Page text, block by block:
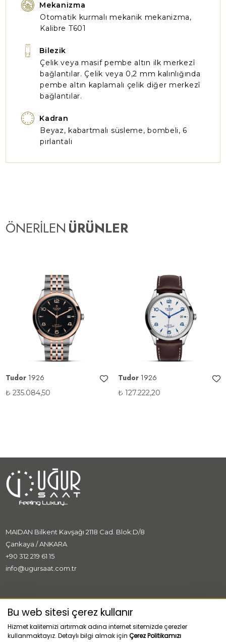
Mekanizma
Otomatik kurmalı mekanik mekanizma,
Kalibre T601
Bilezik
Çelik veya masif pembe altın ilk merkezî
bağlantılar. Çelik veya 0,2 mm kalınlığında
pembe altın kaplamalı çelik diğer merkezî
bağlantılar.
Kadran
Beyaz, kabartmalı süsleme, bombeli, 6
pırlantalı
ÖNERİLEN ÜRÜNLER
Tudor 1926
₺ 235.084,50
Tudor 1926
₺ 127.222,20
MAIDAN Bilkent Kavşağı 2118 Cad. Blok:D/8
Çankaya / ANKARA
+90 312 219 61 15
info@ugursaat.com.tr
MARKALAR
KURUMSAL
Bu web sitesi çerez kullanır
Hizmet kalitemizi artırmak adına internet sitemizde çerezler
kullanmaktayız. Detaylı bilgi almak için Çerez Politikamızı